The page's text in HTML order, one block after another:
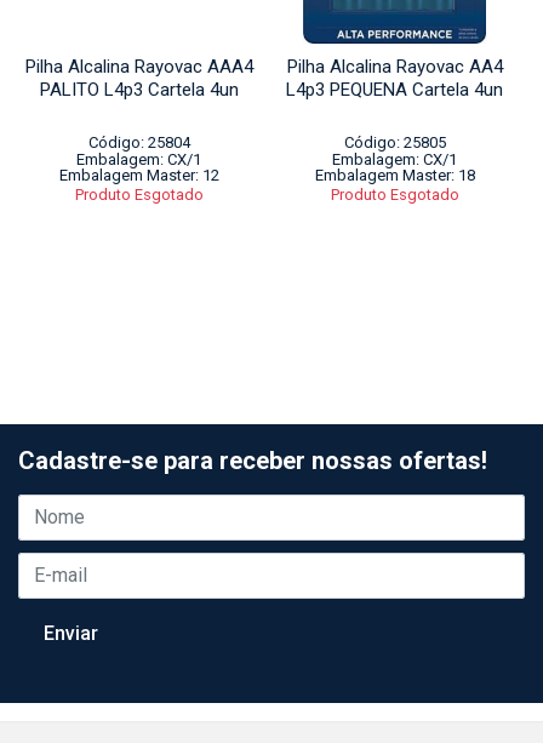
Pilha Alcalina Rayovac AAA4
PALITO L4p3 Cartela 4un
Código: 25804
Embalagem: CX/1
Embalagem Master: 12
Produto Esgotado
Pilha Alcalina Rayovac AA4
L4p3 PEQUENA Cartela 4un
Código: 25805
Embalagem: CX/1
Embalagem Master: 18
Produto Esgotado
Cadastre-se para receber nossas ofertas!